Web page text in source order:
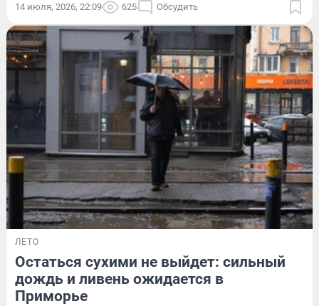
14 июля, 2026, 22:09 625 Обсудить
ЛЕТО
Остаться сухими не выйдет: сильный
дождь и ливень ожидается в
Приморье